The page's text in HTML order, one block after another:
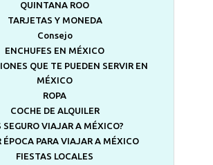
QUINTANA ROO
TARJETAS Y MONEDA
Consejo
ENCHUFES EN MÉXICO
QUE TE PUEDEN SERVIR EN
MÉXICO
ROPA
COCHE DE ALQUILER
SEGURO VIAJAR A MÉXICO?
ÉPOCA PARA VIAJAR A MÉXICO
FIESTAS LOCALES